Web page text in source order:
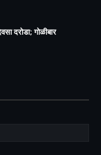
दरोडा; गोळीबार